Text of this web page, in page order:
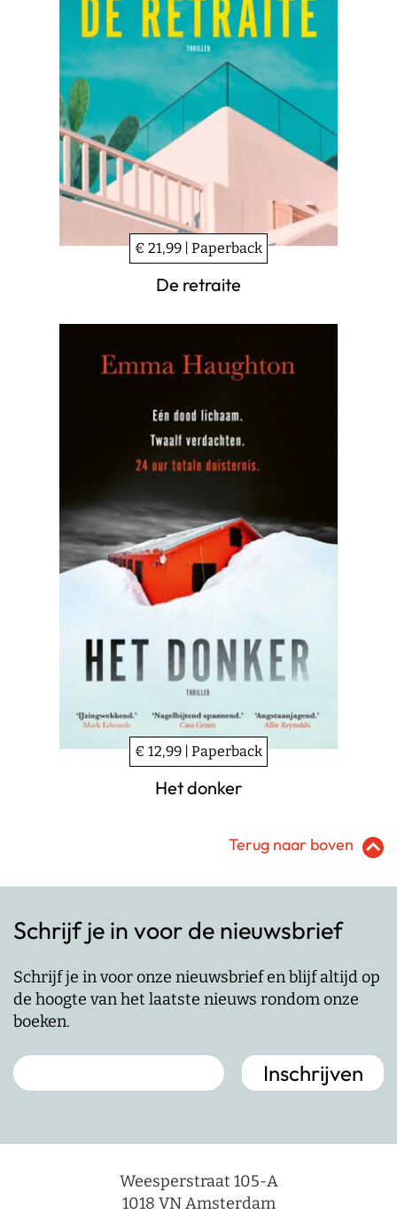
€ 21,99 | Paperback
De retraite
€ 12,99 | Paperback
Het donker
Terug naar boven
Schrijf je in voor de nieuwsbrief
Schrijf je in voor onze nieuwsbrief en blijf altijd op
de hoogte van het laatste nieuws rondom onze
boeken.
Weesperstraat 105-A
1018 VN Amsterdam